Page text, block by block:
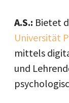
A.S.: Bietet
Universität
mittels
und